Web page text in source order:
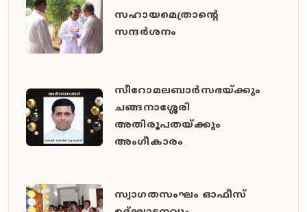
സഹായമെത്രാന്റെ
സന്ദർശനം
സീറോമലബാർസഭയ്ക്കും
ചങ്ങനാശ്ശേരി
അതിരൂപതയ്ക്കും
അംഗീകാരം
സ്വാഗതസംഘം ഓഫീസ്